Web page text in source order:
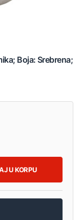
Boja: Srebrena;
U KORPU